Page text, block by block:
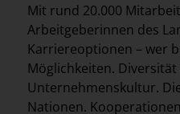
Mit rund 20.000
Arbeitgeberinnen des
Karriereoptionen – wer
Möglichkeiten.
Unternehmenskultur.
Nationen.